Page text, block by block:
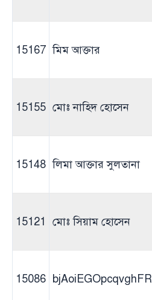
15167 মিম আক্তার
15155 মোঃ নাহিদ হোসেন
15148 লিমা আক্তার সুলতানা
15121 মোঃ সিয়াম হোসেন
15086 bjAoiEGOpcqvghFR